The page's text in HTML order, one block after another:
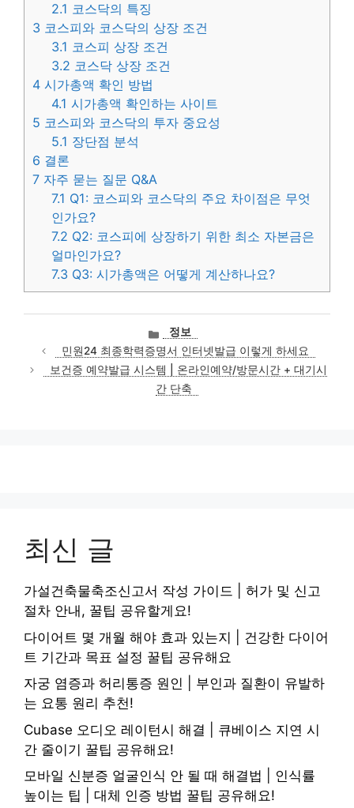
2.1 코스닥의 특징
3 코스피와 코스닥의 상장 조건
3.1 코스피 상장 조건
3.2 코스닥 상장 조건
4 시가총액 확인 방법
4.1 시가총액 확인하는 사이트
5 코스피와 코스닥의 투자 중요성
5.1 장단점 분석
6 결론
7 자주 묻는 질문 Q&A
7.1 Q1: 코스피와 코스닥의 주요 차이점은 무엇
인가요?
7.2 Q2: 코스피에 상장하기 위한 최소 자본금은
얼마인가요?
7.3 Q3: 시가총액은 어떻게 계산하나요?
카
테
고
리
정보
민원24 최종학력증명서 인터넷발급 이렇게 하세요
보건증 예약발급 시스템 | 온라인예약/방문시간 + 대기시
간 단축
최신 글
가설건축물축조신고서 작성 가이드 | 허가 및 신고
절차 안내, 꿀팁 공유할게요!
다이어트 몇 개월 해야 효과 있는지 | 건강한 다이어
트 기간과 목표 설정 꿀팁 공유해요
자궁 염증과 허리통증 원인 | 부인과 질환이 유발하
는 요통 원리 추천!
Cubase 오디오 레이턴시 해결 | 큐베이스 지연 시
간 줄이기 꿀팁 공유해요!
모바일 신분증 얼굴인식 안 될 때 해결법 | 인식률
높이는 팁 | 대체 인증 방법 꿀팁 공유해요!